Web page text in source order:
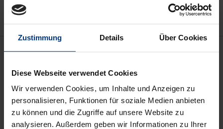
Zustimmung Details Über Cookies
Diese Webseite verwendet Cookies
Wir verwenden Cookies, um Inhalte und Anzeigen zu
personalisieren, Funktionen für soziale Medien anbieten
zu können und die Zugriffe auf unsere Website zu
analysieren. Außerdem geben wir Informationen zu Ihrer
Beschreibung
Computeranimationen und digitale
Filmnachbearbeitung sind heute ein fester
Bestandteil der Film- und Fernsehproduktion. Wie
jede neue Technik der Werkschöpfung werfen auch